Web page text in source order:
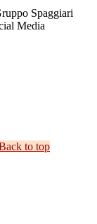
Spaggiari
Media
to top